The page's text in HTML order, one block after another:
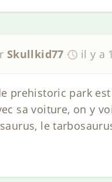
Skullkid77 il y a
prehistoric park
sa voiture, on y
le